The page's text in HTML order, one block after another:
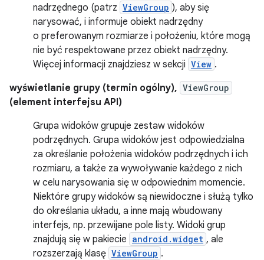
nadrzędnego (patrz ViewGroup ), aby się
narysować, i informuje obiekt nadrzędny
o preferowanym rozmiarze i położeniu, które mogą
nie być respektowane przez obiekt nadrzędny.
Więcej informacji znajdziesz w sekcji View .
wyświetlanie grupy (termin ogólny), ViewGroup
(element interfejsu API)
Grupa widoków grupuje zestaw widoków
podrzędnych. Grupa widoków jest odpowiedzialna
za określanie położenia widoków podrzędnych i ich
rozmiaru, a także za wywoływanie każdego z nich
w celu narysowania się w odpowiednim momencie.
Niektóre grupy widoków są niewidoczne i służą tylko
do określania układu, a inne mają wbudowany
interfejs, np. przewijane pole listy. Widoki grup
znajdują się w pakiecie android.widget , ale
rozszerzają klasę ViewGroup .